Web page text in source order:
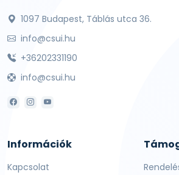
1097 Budapest, Táblás utca 36.
info@csui.hu
+36202331190
info@csui.hu
Információk
Kapcsolat